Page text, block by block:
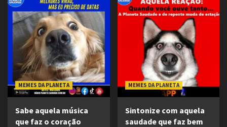
MEMES DA PLANETA
Sabe aquela música
que faz o coração
MEMES DA PLANETA
Sintonize com aquela
saudade que faz bem